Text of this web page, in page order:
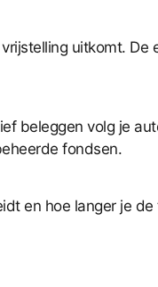
uitkomt. De
beleggen volg je
fondsen.
en hoe langer je